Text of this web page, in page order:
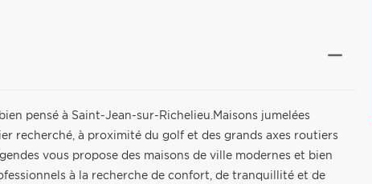
pensé à Saint-Jean-sur-Richelieu.Maisons jumelées
recherché, à proximité du golf et des grands axes routiers
vous propose des maisons de ville modernes et bien
à la recherche de confort, de tranquillité et de